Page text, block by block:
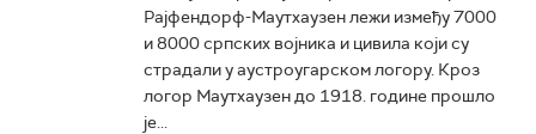
Рајфендорф-Маутхаузен лежи између 7000
и 8000 српских војника и цивила који су
страдали у аустроугарском логору. Кроз
логор Маутхаузен до 1918. године прошло
је...